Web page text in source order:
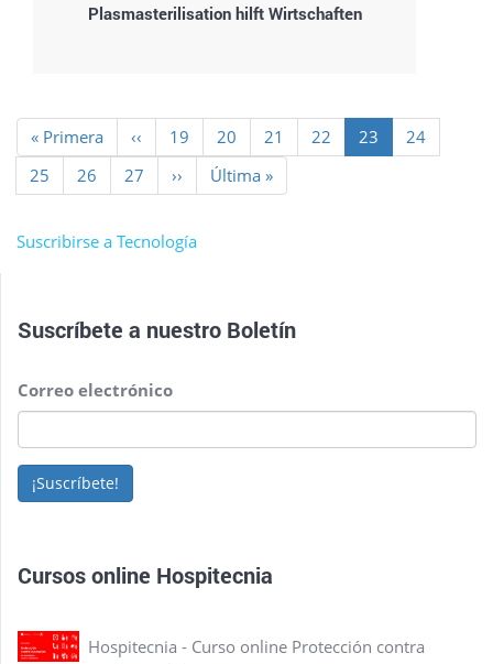
Plasmasterilisation hilft Wirtschaften
Paginación
Primera
página
« Primera
Página
anterior
‹‹ Page
19 Page
20 Page
21 Page
22
Página
actual
23 Page
24
Page
25 Page
26 Page
27
Siguiente
página
››
Última
página
Última »
Suscribirse a Tecnología
Suscríbete a nuestro Boletín
Correo electrónico
¡Suscríbete!
Cursos online Hospitecnia
Hospitecnia - Curso online Protección contra